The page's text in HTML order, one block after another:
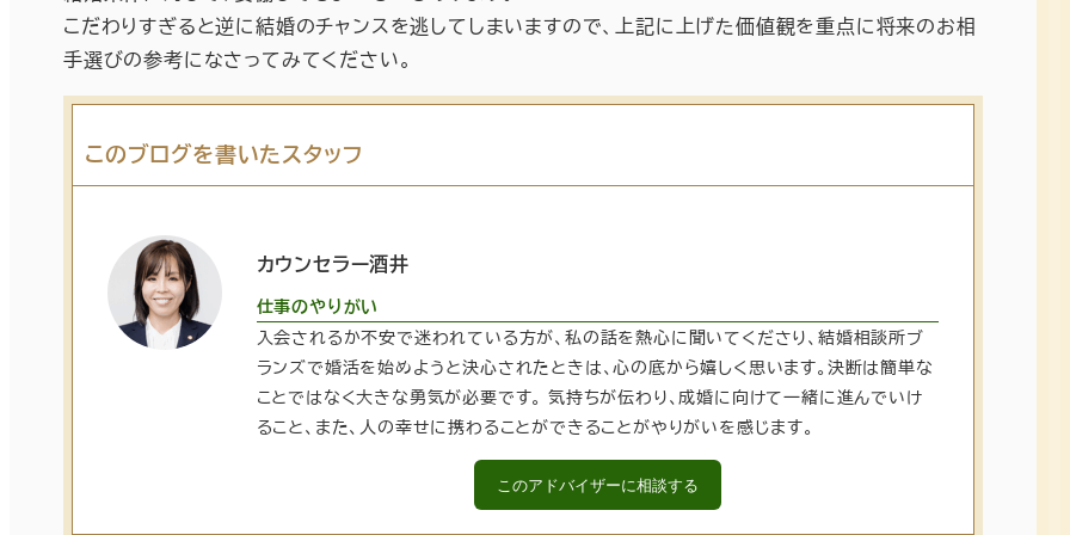
こだわりすぎると逆に結婚のチャンスを逃してしまいますので、上記に上げた価値観を重点に将来のお相
手選びの参考になさってみてください。
このブログを書いたスタッフ
カウンセラー酒井
仕事のやりがい
入会されるか不安で迷われている方が、私の話を熱心に聞いてくださり、結婚相談所ブ
ランズで婚活を始めようと決心されたときは、心の底から嬉しく思います。決断は簡単な
ことではなく大きな勇気が必要です。 気持ちが伝わり、成婚に向けて一緒に進んでいけ
ること、また、人の幸せに携わることができることがやりがいを感じます。
このアドバイザーに相談する